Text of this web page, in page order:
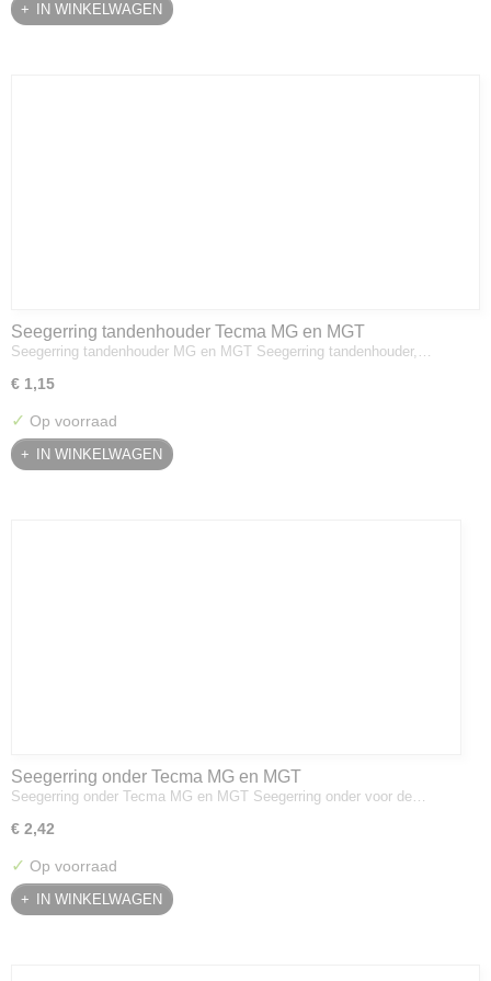
IN WINKELWAGEN
Seegerring tandenhouder Tecma MG en MGT
Seegerring tandenhouder MG en MGT Seegerring tandenhouder,…
€ 1,15
✓ Op voorraad
IN WINKELWAGEN
Seegerring onder Tecma MG en MGT
Seegerring onder Tecma MG en MGT Seegerring onder voor de…
€ 2,42
✓ Op voorraad
IN WINKELWAGEN